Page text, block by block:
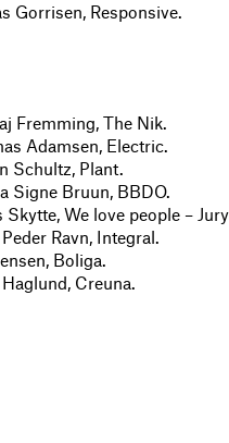
Gorrisen, Responsive.
Fremming, The Nik.
Adamsen, Electric.
Schultz, Plant.
Signe Bruun, BBDO.
Skytte, We love people –
Ravn, Integral.
Boliga.
Creuna.